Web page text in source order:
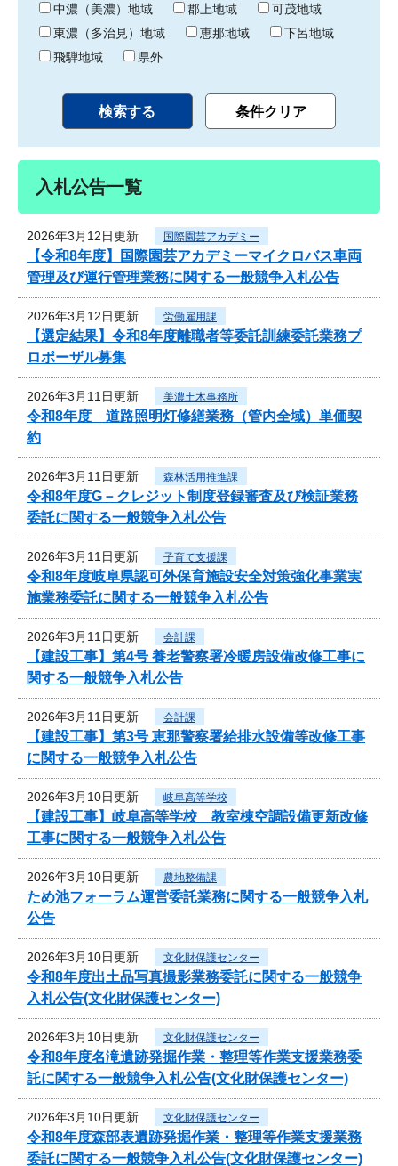
中濃（美濃）地域
郡上地域
可茂地域
東濃（多治見）地域
恵那地域
下呂地域
飛騨地域
県外
入札公告一覧
2026年3月12日更新 国際園芸アカデミー
【令和8年度】国際園芸アカデミーマイクロバス車両
管理及び運行管理業務に関する一般競争入札公告
2026年3月12日更新 労働雇用課
【選定結果】令和8年度離職者等委託訓練委託業務プ
ロポーザル募集
2026年3月11日更新 美濃土木事務所
令和8年度 道路照明灯修繕業務（管内全域）単価契
約
2026年3月11日更新 森林活用推進課
令和8年度G－クレジット制度登録審査及び検証業務
委託に関する一般競争入札公告
2026年3月11日更新 子育て支援課
令和8年度岐阜県認可外保育施設安全対策強化事業実
施業務委託に関する一般競争入札公告
2026年3月11日更新 会計課
【建設工事】第4号 養老警察署冷暖房設備改修工事に
関する一般競争入札公告
2026年3月11日更新 会計課
【建設工事】第3号 恵那警察署給排水設備等改修工事
に関する一般競争入札公告
2026年3月10日更新 岐阜高等学校
【建設工事】岐阜高等学校 教室棟空調設備更新改修
工事に関する一般競争入札公告
2026年3月10日更新 農地整備課
ため池フォーラム運営委託業務に関する一般競争入札
公告
2026年3月10日更新 文化財保護センター
令和8年度出土品写真撮影業務委託に関する一般競争
入札公告(文化財保護センター)
2026年3月10日更新 文化財保護センター
令和8年度名滝遺跡発掘作業・整理等作業支援業務委
託に関する一般競争入札公告(文化財保護センター)
2026年3月10日更新 文化財保護センター
令和8年度森部表遺跡発掘作業・整理等作業支援業務
委託に関する一般競争入札公告(文化財保護センター)